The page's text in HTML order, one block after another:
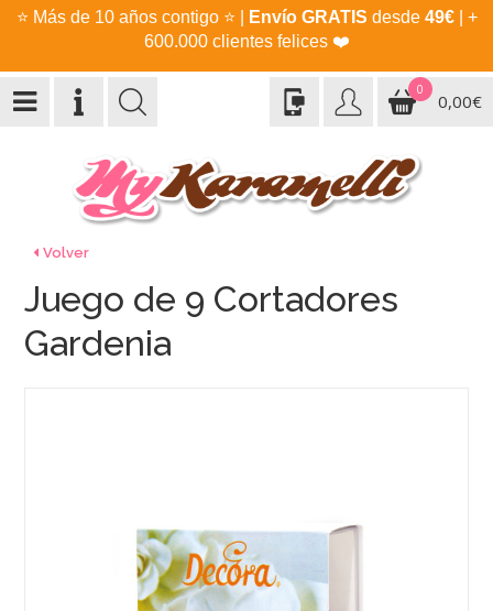
⭐ Más de 10 años contigo ⭐ Envío GRATIS desde 49€| +
600.000 clientes felices ❤️
0
0,00€
Volver
Juego de 9 Cortadores
Gardenia